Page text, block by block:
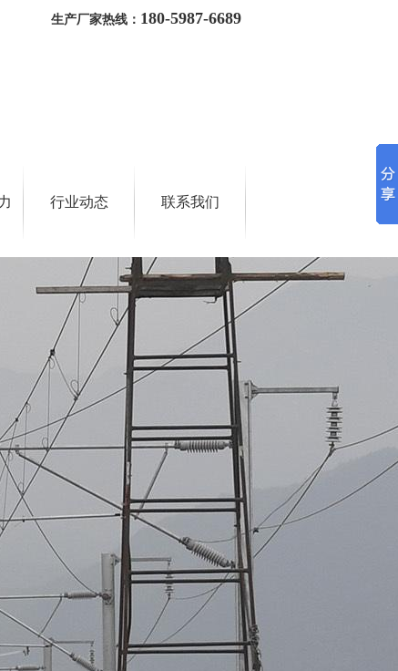
生产厂家热线： 180-5987-6689
行业动态 联系我们